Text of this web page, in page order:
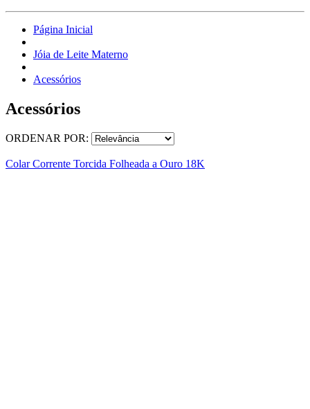
Página Inicial
Jóia de Leite Materno
Acessórios
Acessórios
ORDENAR POR:
Colar Corrente Torcida Folheada a Ouro 18K